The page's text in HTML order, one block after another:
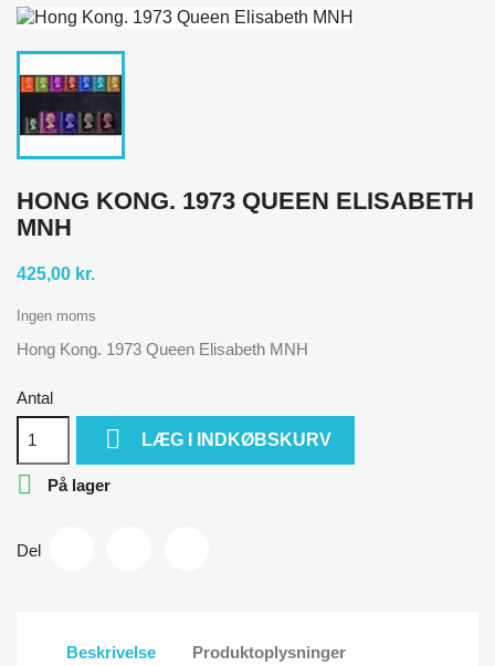
HONG KONG. 1973 QUEEN ELISABETH
MNH
425,00 kr.
Ingen moms
Hong Kong. 1973 Queen Elisabeth MNH
Antal
 LÆG I INDKØBSKURV
 På lager
Del
Beskrivelse Produktoplysninger